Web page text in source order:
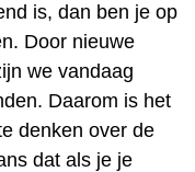
is, dan ben je op
Door nieuwe
we vandaag
Daarom is het
denken over de
dat als je je